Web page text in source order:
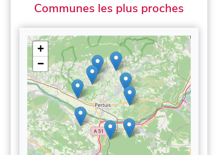
Communes les plus proches
+
−